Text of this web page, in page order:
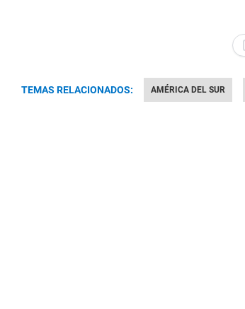
TEMAS RELACIONADOS: AMÉRICA DEL SUR